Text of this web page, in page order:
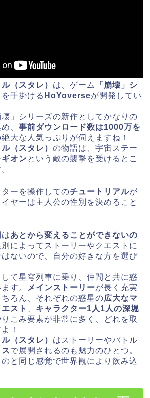
（スタレ） は、ゲーム
「崩壊」シ
を手掛ける HoYoverseが開発してい
」シリーズの新作としてかなりの
、 事前ダウンロード数は1000万を
大な人気っぷりが伺えますね！
（スタレ） の物語は、宇宙ステー
ギオンという敵の襲撃を受けるとこ
ーを操作してのチュートリアルが
ヤーは主人公の性別を決めること
あとから変えることができないの
別によってストーリーやクエストに
ないので、自分の好きな方を選び
て星穹列車に乗り、仲間と共に惑
す。
メインストーリーが長く充実
ろん、それぞれの惑星の広大なマ
スト
キャラクター1人1人の深堀
りこみ要素が非常に多く、どれを取
！
（スタレ） はストーリーやバトル
で展開されるのも魅力のひとつ。
と同じ感覚で世界観により飲み込